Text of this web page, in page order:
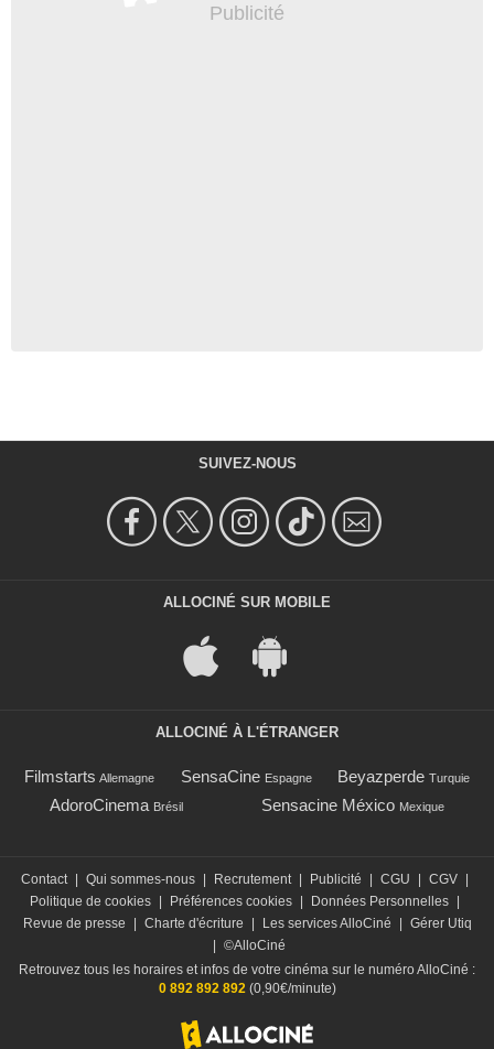
SUIVEZ-NOUS
ALLOCINÉ SUR MOBILE
ALLOCINÉ À L'ÉTRANGER
Filmstarts Allemagne SensaCine Espagne Beyazperde Turquie
AdoroCinema Brésil Sensacine México Mexique
Contact | Qui sommes-nous | Recrutement | Publicité | CGU | CGV |
Politique de cookies | Préférences cookies | Données Personnelles |
Revue de presse
| Charte d'écriture | Les services AlloCiné | Gérer Utiq
| ©AlloCiné
Retrouvez tous les horaires et infos de votre cinéma sur le numéro AlloCiné :
0 892 892 892 (0,90€/minute)